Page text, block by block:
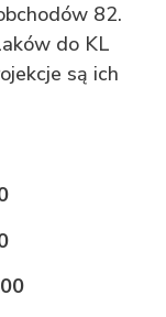
82.
do KL
są ich